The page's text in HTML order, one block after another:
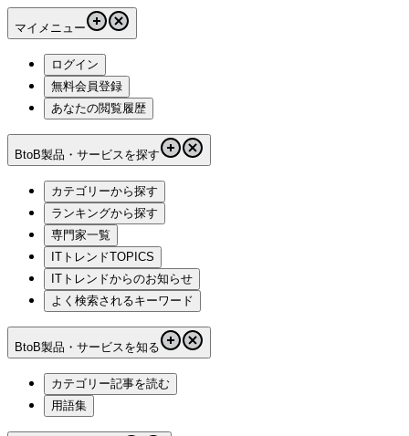
マイメニュー
ログイン
無料会員登録
あなたの閲覧履歴
BtoB製品・サービスを探す
カテゴリーから探す
ランキングから探す
専門家一覧
ITトレンドTOPICS
ITトレンドからのお知らせ
よく検索されるキーワード
BtoB製品・サービスを知る
カテゴリー記事を読む
用語集